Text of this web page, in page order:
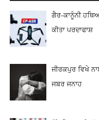
ਗੈਰ-ਕਾਨੂੰਨੀ
ਕੀਤਾ ਪਰਦਾਫਾਸ਼
ਜੀਰਕਪੁਰ ਵਿਖੇ
ਜਬਰ ਜਨਾਹ